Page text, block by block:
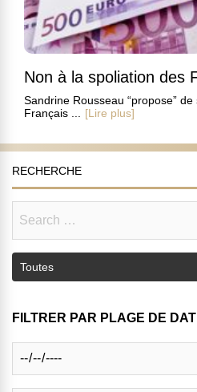
Non à la spoliation des
Sandrine Rousseau “propose”
Français ...
[Lire plus]
RECHERCHE
FILTRER PAR PLAGE DE